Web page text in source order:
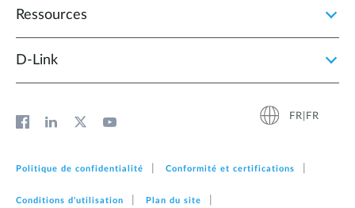
Ressources
D‑Link
FR|FR
Politique de confidentialité Conformité et certifications
Conditions d'utilisation Plan du site